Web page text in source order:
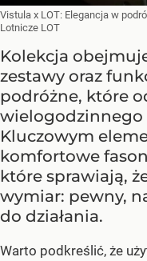
Vistula x LOT: Elegancja w
Lotnicze LOT
Kolekcja
zestawy oraz
podróżne, które
wielogodzinnego
Kluczowym
komfortowe
które sprawiają,
wymiar: pewny,
do działania.
Warto podkreślić, że